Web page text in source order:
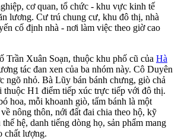
cơ quan, tổ chức - khu vực kinh tế
lương. Cư trú chung cư, khu đô thị, nhà
cố định nhà - nơi làm việc theo giờ cao
Trần Xuân Soạn, thuộc khu phố cũ của Hà
tác đan xen của ba nhóm này. Cô Duyên
ngõ nhỏ. Bà Lũy bán bánh chưng, giò chả
thuộc H1 điểm tiếp xúc trực tiếp với đô thị.
hoa, mỗi khoanh giò, tấm bánh là một
nông thôn, nới đất đai chia theo hộ, kỹ
hệ, danh tiếng dòng họ, sản phẩm mang
chất lượng.